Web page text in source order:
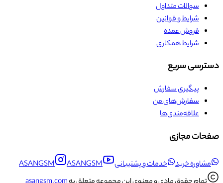
سوالات متداول
شرایط و قوانین
فروش عمده
شرایط همکاری
دسترسی سریع
پیگیری سفارش
سفارش‌های من
علاقه‌مندی‌ها
صفحات مجازی
مشاوره خرید خدمات و پشتیبانی ASANGSM
ASANGSM